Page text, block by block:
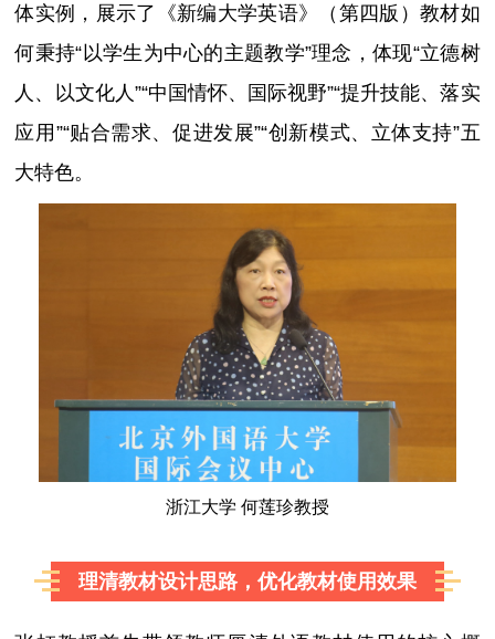
体实例，展示了《新编大学英语》（第四版）教材如
何秉持“以学生为中心的主题教学”理念，体现“立德树
人、以文化人”“中国情怀、国际视野”“提升技能、落实
应用”“贴合需求、促进发展”“创新模式、立体支持”五
大特色。
浙江大学 何莲珍教授
理清教材设计思路，优化教材使用效果